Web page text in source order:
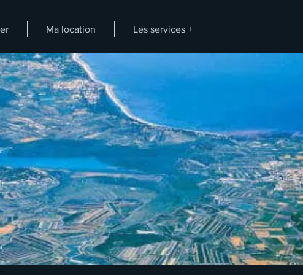
Ma location Les services +